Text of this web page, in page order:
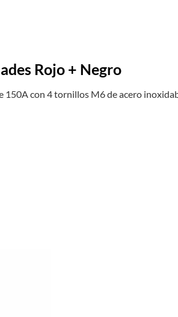
Rojo + Negro
150A con 4 tornillos M6 de acero